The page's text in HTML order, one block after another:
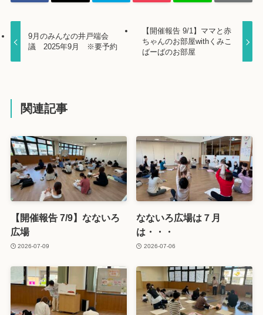
9月のみんなの井戸端会
議 2025年9月 ※要予約
【開催報告 9/1】ママと赤
ちゃんのお部屋withくみこ
ばーばのお部屋
関連記事
【開催報告 7/9】なないろ
広場
2026-07-09
なないろ広場は７月
は・・・
2026-07-06